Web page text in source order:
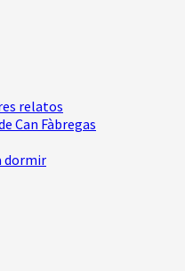
relatos
Can Fàbregas
dormir